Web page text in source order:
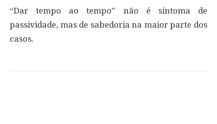
“Dar tempo ao tempo” não é sintoma de
passividade, mas de sabedoria na maior parte dos
casos.